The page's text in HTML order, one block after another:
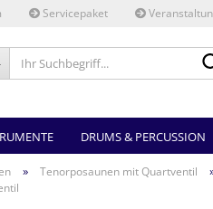
Servicepaket
DRUMS & PERCUSSION
» Tenorposaunen mit Quartventil